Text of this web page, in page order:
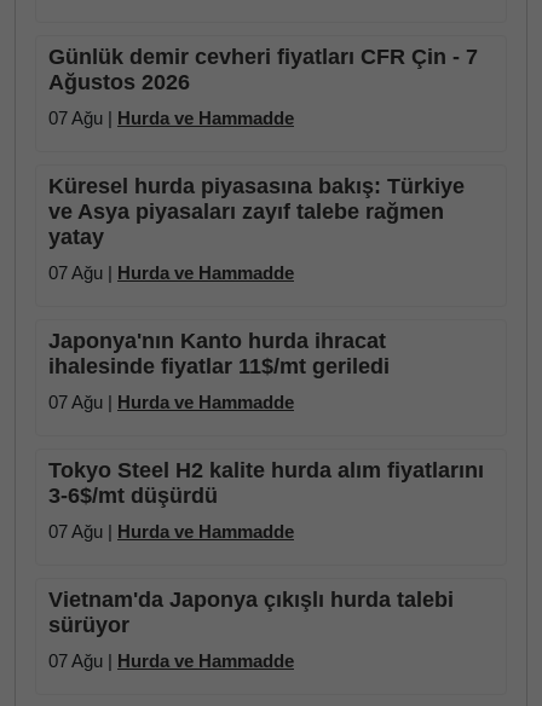
Günlük demir cevheri fiyatları CFR Çin - 7
Ağustos 2026
07 Ağu | Hurda ve Hammadde
Küresel hurda piyasasına bakış: Türkiye
ve Asya piyasaları zayıf talebe rağmen
yatay
07 Ağu | Hurda ve Hammadde
Japonya'nın Kanto hurda ihracat
ihalesinde fiyatlar 11$/mt geriledi
07 Ağu | Hurda ve Hammadde
Tokyo Steel H2 kalite hurda alım fiyatlarını
3-6$/mt düşürdü
07 Ağu | Hurda ve Hammadde
Vietnam'da Japonya çıkışlı hurda talebi
sürüyor
07 Ağu | Hurda ve Hammadde